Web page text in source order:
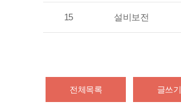
15 설비보전
전체목록 글쓰기